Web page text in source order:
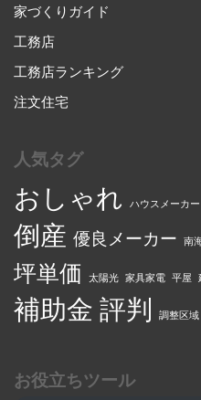
家づくりガイド
工務店
工務店ランキング
注文住宅
人気タグ
おしゃれ ハウスメーカー
倒産 優良メーカー 南
坪単価 太陽光 家具家電 平屋
補助金 評判 調整区域
お役立ちツール